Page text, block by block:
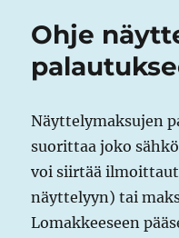
Ohje
Näyttelymaksujen
suorittaa joko
voi siirtää
näyttelyyn) tai
Lomakkeeseen